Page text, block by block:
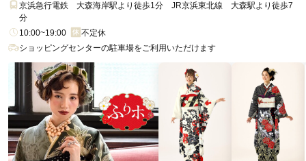
京浜急行電鉄 大森海岸駅より徒歩1分 JR京浜東北線 大森駅より徒歩7
分
10:00~19:00
不定休
ショッピングセンターの駐車場をご利用いただけます